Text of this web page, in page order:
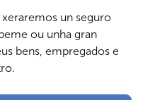
un seguro
ou unha gran
bens, empregados e